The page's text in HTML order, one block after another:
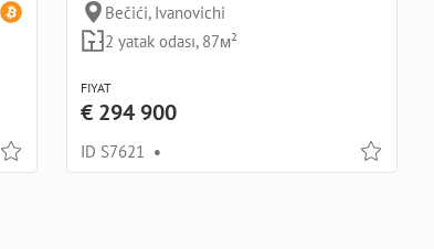
Bečići, Ivanovichi
2 yatak odası, 87м²
FIYAT
€ 294 900
ID S7621 •